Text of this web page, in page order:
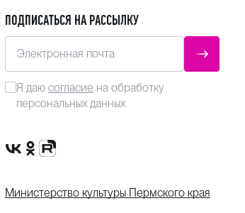
ПОДПИСАТЬСЯ НА РАССЫЛКУ
Электронная почта
Я даю согласие на обработку
персональных данных
Сообщество VK
Группа в одноклассниках
Канал Rutube
Министерство культуры Пермского края